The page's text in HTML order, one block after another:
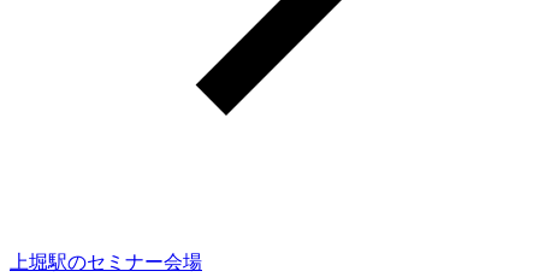
上堀駅のセミナー会場